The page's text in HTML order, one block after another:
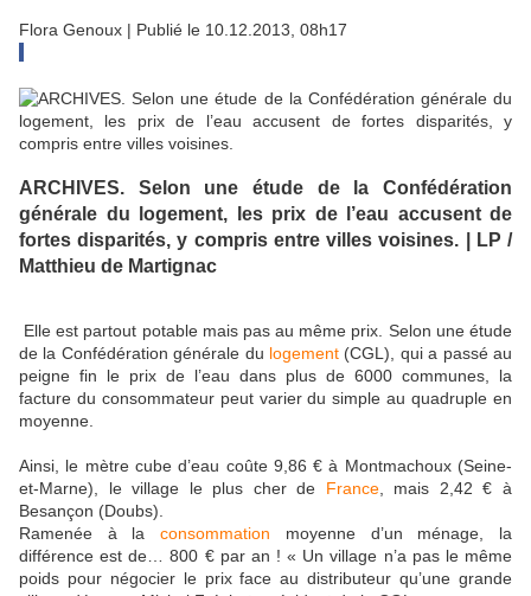
Flora Genoux | Publié le 10.12.2013, 08h17
ARCHIVES. Selon une étude de la Confédération
générale du logement, les prix de l’eau accusent de
fortes disparités, y compris entre villes voisines. | LP /
Matthieu de Martignac
Elle est partout potable mais pas au même prix. Selon une étude
de la Confédération générale du logement (CGL), qui a passé au
peigne fin le prix de l’eau dans plus de 6000 communes, la
facture du consommateur peut varier du simple au quadruple en
moyenne.
Ainsi, le mètre cube d’eau coûte 9,86 € à Montmachoux (Seine-
et-Marne), le village le plus cher de France, mais 2,42 € à
Besançon (Doubs).
Ramenée à laconsommation moyenne d’un ménage, la
différence est de… 800 € par an ! « Un village n’a pas le même
poids pour négocier le prix face au distributeur qu’une grande